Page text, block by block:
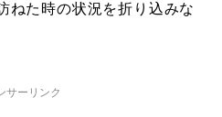
ねた時の状況を折り込みな
サーリンク